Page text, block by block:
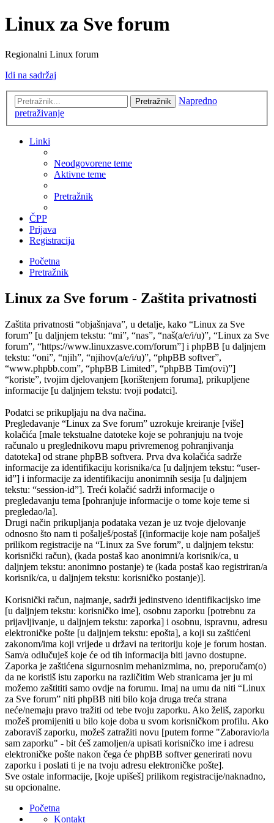
Linux za Sve forum
Regionalni Linux forum
Idi na sadržaj
Pretražnik
Napredno
pretraživanje
Linki
Neodgovorene teme
Aktivne teme
Pretražnik
ČPP
Prijava
Registracija
Početna
Pretražnik
Linux za Sve forum - Zaštita privatnosti
Zaštita privatnosti “objašnjava”, u detalje, kako “Linux za Sve
forum” [u daljnjem tekstu: “mi”, “nas”, “naš(a/e/i/u)”, “Linux za Sve
forum”, “https://www.linuxzasve.com/forum”] i phpBB [u daljnjem
tekstu: “oni”, “njih”, “njihov(a/e/i/u)”, “phpBB softver”,
“www.phpbb.com”, “phpBB Limited”, “phpBB Tim(ovi)”]
“koriste”, tvojim djelovanjem [korištenjem foruma], prikupljene
informacije [u daljnjem tekstu: tvoji podatci].
Podatci se prikupljaju na dva načina.
Pregledavanje “Linux za Sve forum” uzrokuje kreiranje [više]
kolačića [male tekstualne datoteke koje se pohranjuju na tvoje
računalo u preglednikovu mapu privremenog pohranjivanja
datoteka] od strane phpBB softvera. Prva dva kolačića sadrže
informacije za identifikaciju korisnika/ca [u daljnjem tekstu: “user-
id”] i informacije za identifikaciju anonimnih sesija [u daljnjem
tekstu: “session-id”]. Treći kolačić sadrži informacije o
pregledavanju tema [pohranjuje informacije o tome koje teme si
pregledao/la].
Drugi način prikupljanja podataka vezan je uz tvoje djelovanje
odnosno što nam ti pošalješ/postaš [(informacije koje nam pošalješ
prilikom registracije na “Linux za Sve forum”, u daljnjem tekstu:
korisnički račun), (kada postaš kao anonimni/a korisnik/ca, u
daljnjem tekstu: anonimno postanje) te (kada postaš kao registriran/a
korisnik/ca, u daljnjem tekstu: korisničko postanje)].
Korisnički račun, najmanje, sadrži jedinstveno identifikacijsko ime
[u daljnjem tekstu: korisničko ime], osobnu zaporku [potrebnu za
prijavljivanje, u daljnjem tekstu: zaporka] i osobnu, ispravnu, adresu
elektroničke pošte [u daljnjem tekstu: epošta], a koji su zaštićeni
zakonom/ima koji vrijede u državi na teritoriju koje je forum hostan.
Sam/a odlučuješ koje će od tih informacija biti javno dostupne.
Zaporka je zaštićena sigurnosnim mehanizmima, no, preporučam(o)
da ne koristiš istu zaporku na različitim Web stranicama jer ju mi
možemo zaštititi samo ovdje na forumu. Imaj na umu da niti “Linux
za Sve forum” niti phpBB niti bilo koja druga treća strana
neće/nemaju pravo tražiti od tebe tvoju zaporku. Ako želiš, zaporku
možeš promijeniti u bilo koje doba u svom korisničkom profilu. Ako
zaboraviš zaporku, možeš zatražiti novu [putem forme "Zaboravio/la
sam zaporku" - bit ćeš zamoljen/a upisati korisničko ime i adresu
elektroničke pošte nakon čega će phpBB softver generirati novu
zaporku i poslati ti je na tvoju adresu elektroničke pošte].
Sve ostale informacije, [koje upišeš] prilikom registracije/naknadno,
su opcionalne.
Početna
Kontakt